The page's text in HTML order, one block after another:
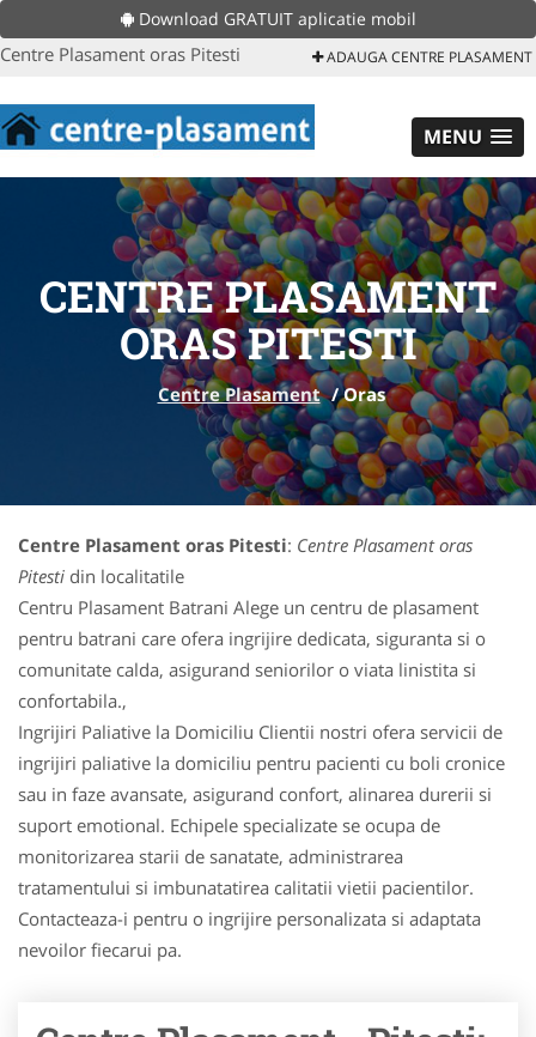
Download GRATUIT aplicatie mobil
Centre Plasament oras Pitesti ADAUGA CENTRE PLASAMENT
MENU
CENTRE PLASAMENT
ORAS PITESTI
Centre Plasament /Oras
Centre Plasament oras Pitesti: Centre Plasament oras
Pitesti din localitatile
Centru Plasament Batrani Alege un centru de plasament
pentru batrani care ofera ingrijire dedicata, siguranta si o
comunitate calda, asigurand seniorilor o viata linistita si
confortabila.,
Ingrijiri Paliative la Domiciliu Clientii nostri ofera servicii de
ingrijiri paliative la domiciliu pentru pacienti cu boli cronice
sau in faze avansate, asigurand confort, alinarea durerii si
suport emotional. Echipele specializate se ocupa de
monitorizarea starii de sanatate, administrarea
tratamentului si imbunatatirea calitatii vietii pacientilor.
Contacteaza-i pentru o ingrijire personalizata si adaptata
nevoilor fiecarui pa.